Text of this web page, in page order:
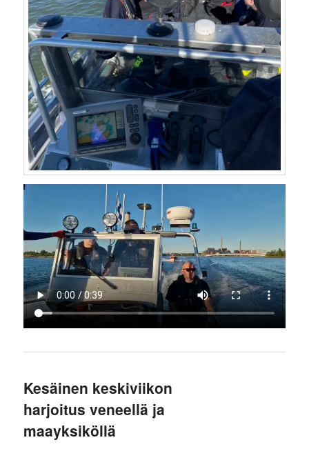
Kesäinen keskiviikon
harjoitus veneellä ja
maayksiköllä